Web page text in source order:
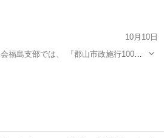
10月10日
福島支部では、 『郡山市政施行100周